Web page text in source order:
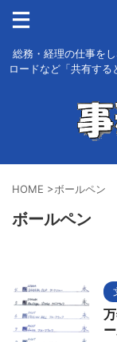
総務・経理の仕事を
ロードなど「共有す
HOME >ボールペン
ボールペン